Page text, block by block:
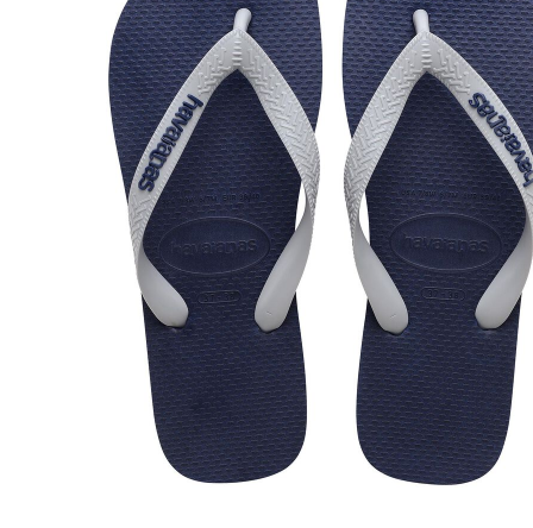
Filtrar & Ordenar